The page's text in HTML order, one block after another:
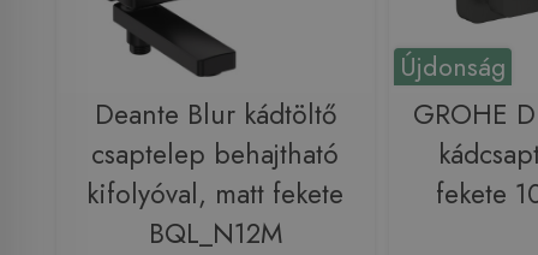
Deante Blur kádtöltő
csaptelep behajtható
kifolyóval, matt fekete
BQL_N12M
Újdonság
GROHE
fekete